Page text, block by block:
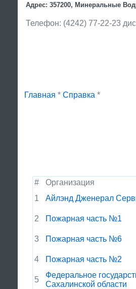
Адрес: 357200, Минеральные
Телефон: (4242) 77-22-23
Главная * Справка *
#
Организация
1
Айлэнд Дженерал
2 Пожарная часть №1
3 Пожарная часть №6
4 Пожарная часть №2
5
Федеральное
Сахалинской области